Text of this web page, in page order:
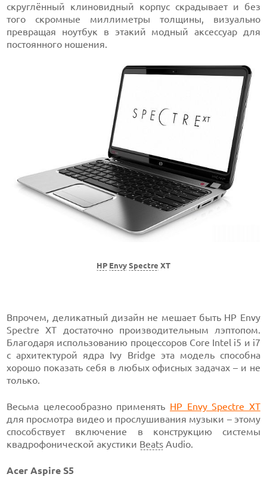
скруглённый клиновидный корпус скрадывает и без
того скромные миллиметры толщины, визуально
превращая ноутбук в этакий модный аксессуар для
постоянного ношения.
HP Envy Spectre XT
Впрочем, деликатный дизайн не мешает быть HP Envy
Spectre XT достаточно производительным лэптопом.
Благодаря использованию процессоров Core Intel i5 и i7
с архитектурой ядра Ivy Bridge эта модель способна
хорошо показать себя в любых офисных задачах – и не
только.
Весьма целесообразно применять HP Envy Spectre XT
для просмотра видео и прослушивания музыки – этому
способствует включение в конструкцию системы
квадрофонической акустики Beats Audio.
Acer Aspire S5